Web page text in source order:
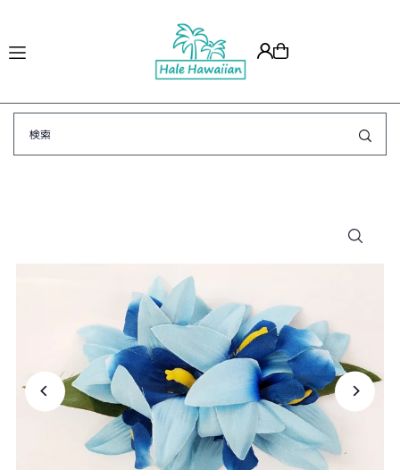
Translation missing: ja.accessibility.skip_to_text